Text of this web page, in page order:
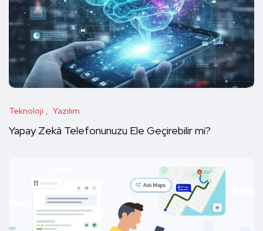
Teknoloji Yazılım
Yapay Zekâ Telefonunuzu Ele Geçirebilir mi?